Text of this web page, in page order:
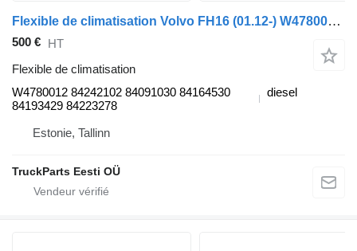
Flexible de climatisation Volvo FH16 (01.12-) W4780012 pour tracteur routier Volvo FH12, FH16, NH12, FH, VNL780 (1993-2014)
500 € HT
Flexible de climatisation
W4780012 84242102 84091030 84164530
84193429 84223278
diesel
Estonie, Tallinn
TruckParts Eesti OÜ